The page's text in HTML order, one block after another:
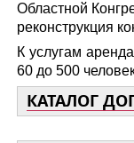
Областной
реконструкция
К услугам
60 до 500
КАТАЛОГ